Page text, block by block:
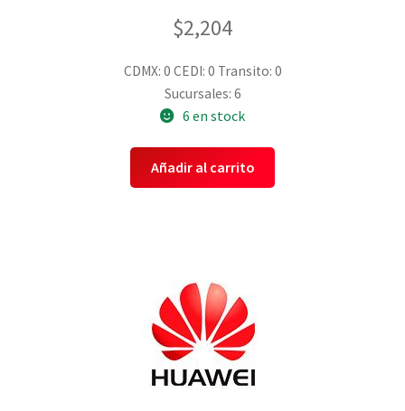
$2,204
CDMX: 0 CEDI: 0 Transito: 0
Sucursales: 6
6 en stock
Añadir al carrito